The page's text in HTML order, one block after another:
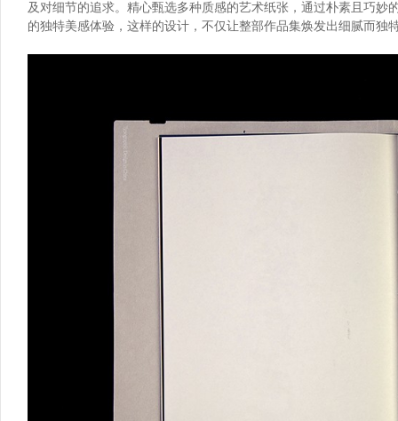
及对细节的追求。精心甄选多种质感的艺术纸张，通过朴素且巧
的独特美感体验，这样的设计，不仅让整部作品集焕发出细腻而